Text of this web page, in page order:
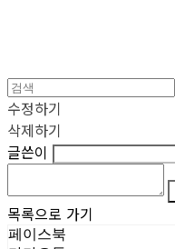
수정하기
삭제하기
글쓴이
목록으로 가기
페이스북